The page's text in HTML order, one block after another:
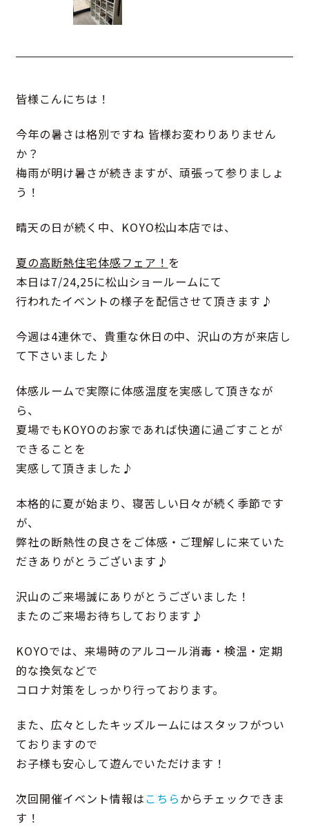
皆様こんにちは！
今年の暑さは格別ですね 皆様お変わりありません
か？
梅雨が明け暑さが続きますが、頑張って参りましょ
う！
晴天の日が続く中、KOYO松山本店では、
夏の高断熱住宅体感フェア！ を
本日は7/24,25に松山ショールームにて
行われたイベントの様子を配信させて頂きます♪
今週は4連休で、貴重な休日の中、沢山の方が来店し
て下さいました♪
体感ルームで実際に体感温度を実感して頂きなが
ら、
夏場でもKOYOのお家であれば快適に過ごすことが
できることを
実感して頂きました♪
本格的に夏が始まり、寝苦しい日々が続く季節です
が、
弊社の断熱性の良さをご体感・ご理解しに来ていた
だきありがとうございます♪
沢山のご来場誠にありがとうございました！
またのご来場お待ちしております♪
KOYOでは、来場時のアルコール消毒・検温・定期
的な換気などで
コロナ対策をしっかり行っております。
また、広々としたキッズルームにはスタッフがつい
ておりますので
お子様も安心して遊んでいただけます！
次回開催イベント情報はこちらからチェックできま
す！